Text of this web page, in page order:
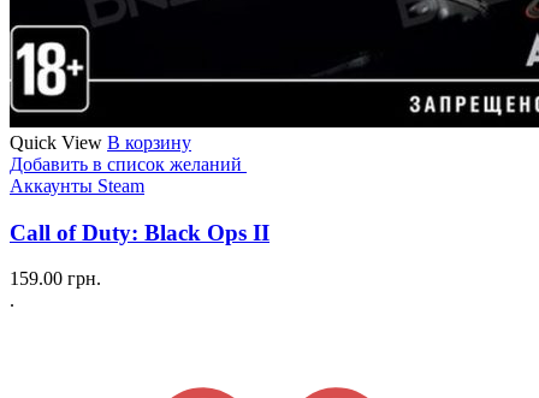
Quick View В корзину
Добавить в список желаний
Аккаунты Steam
Call of Duty: Black Ops II
159.00 грн.
.